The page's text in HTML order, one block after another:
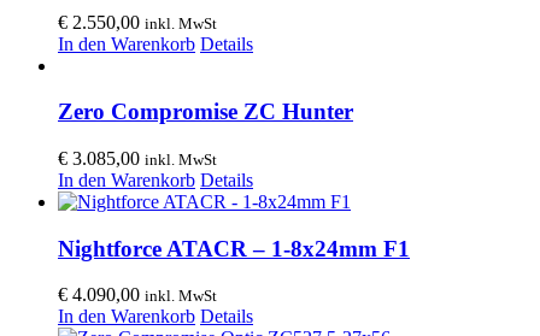
€ 2.550,00 inkl. MwSt
In den Warenkorb Details
Zero Compromise ZC Hunter
€ 3.085,00 inkl. MwSt
In den Warenkorb Details
Nightforce ATACR – 1-8x24mm F1
€ 4.090,00 inkl. MwSt
In den Warenkorb Details